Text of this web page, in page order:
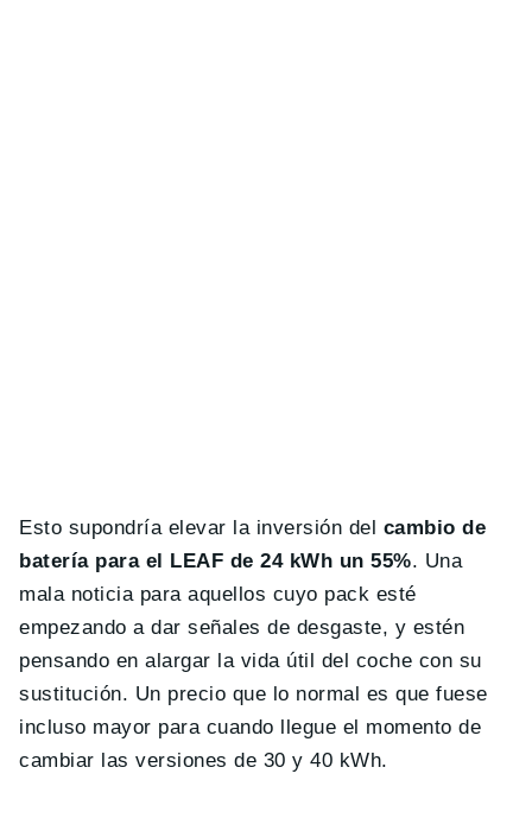
Esto supondría elevar la inversión del cambio de
batería para el LEAF de 24 kWh un 55%. Una
mala noticia para aquellos cuyo pack esté
empezando a dar señales de desgaste, y estén
pensando en alargar la vida útil del coche con su
sustitución. Un precio que lo normal es que fuese
incluso mayor para cuando llegue el momento de
cambiar las versiones de 30 y 40 kWh.